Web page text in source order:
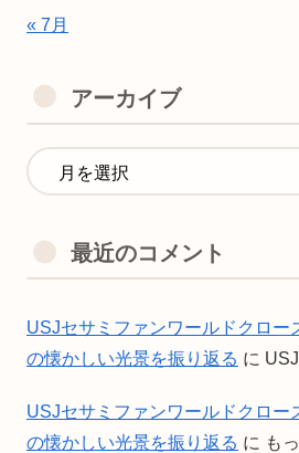
« 7月
アーカイブ
最近のコメント
USJセサミファンワールドクロー
の懐かしい光景を振り返る に
USJセサミファンワールドクロー
の懐かしい光景を振り返る に も